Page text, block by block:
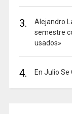
3.
Alejandro
semestre
usados»
4. En Julio